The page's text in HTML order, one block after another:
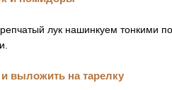
лук нашинкуем тонкими